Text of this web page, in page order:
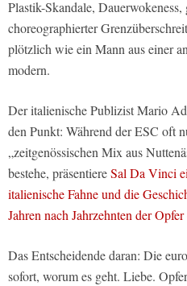
Plastik-Skandale,
choreographierter
plötzlich wie ein Mann aus einer
modern.
Der italienische Publizist Mario
den Punkt: Während der ESC oft
„zeitgenössischen Mix aus
bestehe, präsentiereSal Da Vinci
italienische Fahne und die
Jahren nach Jahrzehnten der
Das Entscheidende daran: Die
sofort, worum es geht. Liebe.